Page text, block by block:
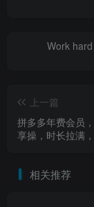
Work
上一篇
拼多多年费会员
享操，时长拉满
相关推荐